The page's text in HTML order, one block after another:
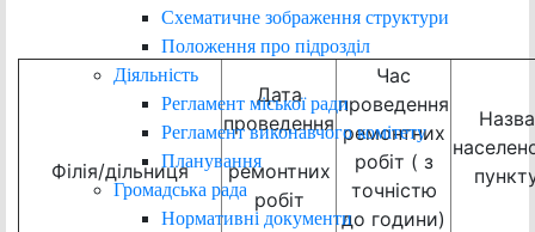
Схематичне зображення структури
Положення про підрозділ
Діяльність
Регламент міської ради
Регламент виконавчого комітету
Планування
Громадська рада
Нормативні документи
Філія/дільниця
Дата
проведення
ремонтних
робіт
Час
проведення
ремонтних
робіт ( з
точністю
до години)
Назва